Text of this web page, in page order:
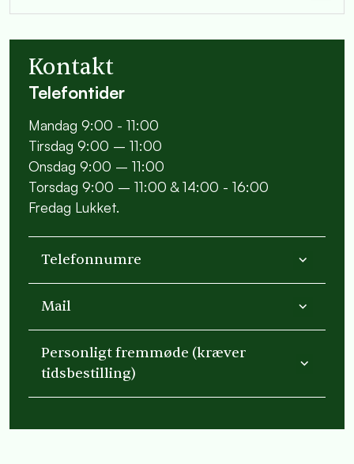
Kontakt
Telefontider
Mandag 9:00 - 11:00
Tirsdag 9:00 – 11:00
Onsdag 9:00 – 11:00
Torsdag 9:00 – 11:00 & 14:00 - 16:00
Fredag Lukket.
Telefonnumre
Mail
Personligt fremmøde (kræver
tidsbestilling)